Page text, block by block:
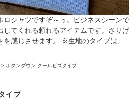
ロシャツですぞ～っ。ビジネスシーンで
してくれる頼れるアイテムです。さりげ
を感じさせます。 ※生地のタイプは、
> ボタンダウン クールビズタイプ
イプ